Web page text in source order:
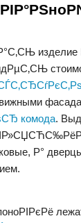
комода.
Р°